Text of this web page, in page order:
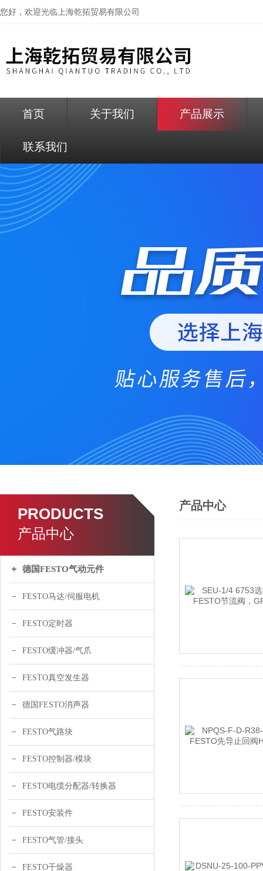
您好，欢迎光临上海乾拓贸易有限公司
首页 关于我们 产品展示
联系我们
PRODUCTS
产品中心
德国FESTO气动元件
FESTO马达/伺服电机
FESTO定时器
FESTO缓冲器/气爪
FESTO真空发生器
德国FESTO消声器
FESTO气路块
FESTO控制器/模块
FESTO电缆分配器/转换器
FESTO安装件
FESTO气管/接头
FESTO干燥器
产品中心